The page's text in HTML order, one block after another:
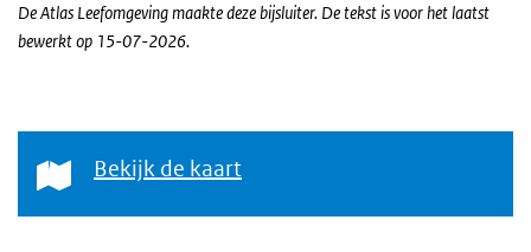
De Atlas Leefomgeving maakte deze bijsluiter. De tekst is voor het laatst
bewerkt op 15-07-2026.
Bekijk de kaart
Bekijk de kaart